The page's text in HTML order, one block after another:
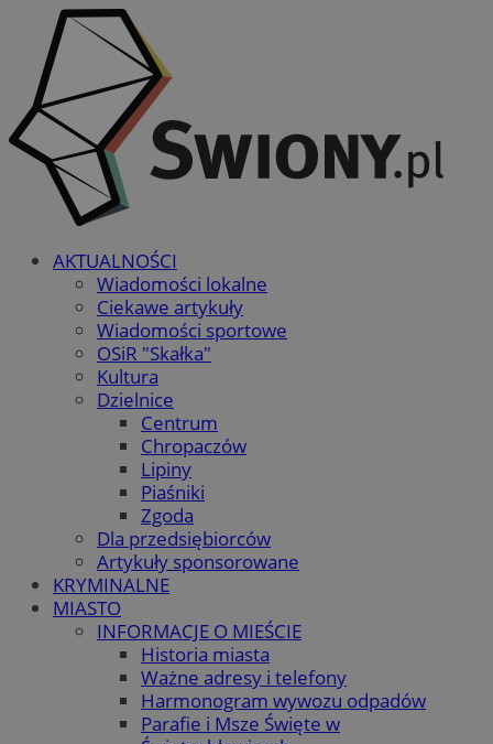
AKTUALNOŚCI
Wiadomości lokalne
Ciekawe artykuły
Wiadomości sportowe
OSiR "Skałka"
Kultura
Dzielnice
Centrum
Chropaczów
Lipiny
Piaśniki
Zgoda
Dla przedsiębiorców
Artykuły sponsorowane
KRYMINALNE
MIASTO
INFORMACJE O MIEŚCIE
Historia miasta
Ważne adresy i telefony
Harmonogram wywozu odpadów
Parafie i Msze Święte w